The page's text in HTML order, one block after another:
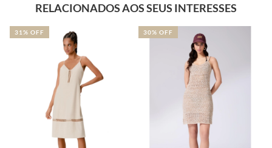
RELACIONADOS AOS SEUS INTERESSES
30% OFF 49% OFF